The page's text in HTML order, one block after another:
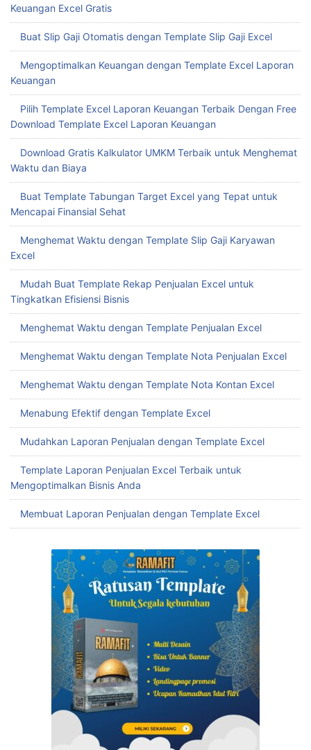
Keuangan Excel Gratis
Buat Slip Gaji Otomatis dengan Template Slip Gaji Excel
Mengoptimalkan Keuangan dengan Template Excel Laporan
Keuangan
Pilih Template Excel Laporan Keuangan Terbaik Dengan Free
Download Template Excel Laporan Keuangan
Download Gratis Kalkulator UMKM Terbaik untuk Menghemat
Waktu dan Biaya
Buat Template Tabungan Target Excel yang Tepat untuk
Mencapai Finansial Sehat
Menghemat Waktu dengan Template Slip Gaji Karyawan
Excel
Mudah Buat Template Rekap Penjualan Excel untuk
Tingkatkan Efisiensi Bisnis
Menghemat Waktu dengan Template Penjualan Excel
Menghemat Waktu dengan Template Nota Penjualan Excel
Menghemat Waktu dengan Template Nota Kontan Excel
Menabung Efektif dengan Template Excel
Mudahkan Laporan Penjualan dengan Template Excel
Template Laporan Penjualan Excel Terbaik untuk
Mengoptimalkan Bisnis Anda
Membuat Laporan Penjualan dengan Template Excel